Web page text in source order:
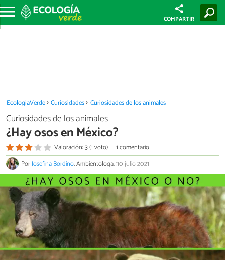
COMPARTIR
EcologíaVerde Curiosidades Curiosidades de los animales
Curiosidades de los animales
¿Hay osos en México?
Valoración: 3 (1 voto)
1 comentario
PorJosefina Bordino, Ambientóloga.30 julio 2021